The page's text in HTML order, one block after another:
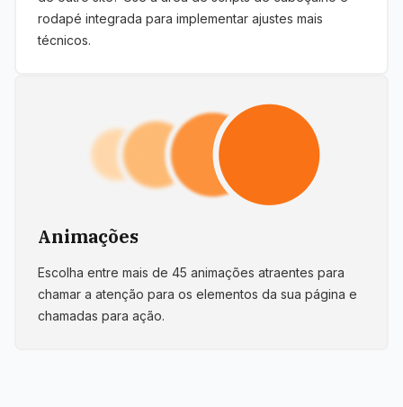
rodapé integrada para implementar ajustes mais
técnicos.
Animações
Escolha entre mais de 45 animações atraentes para
chamar a atenção para os elementos da sua página e
chamadas para ação.